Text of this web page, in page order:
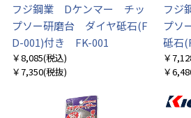
フジ鋼業 Dケンマー チッ
プソー研磨台 ダイヤ砥石(F
D-001)付き FK-001
￥8,085(税込)
￥7,350(税抜)
フジ
プソ
砥石
￥
￥